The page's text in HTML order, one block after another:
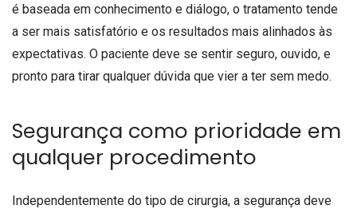
é baseada em conhecimento e diálogo, o tratamento tende
a ser mais satisfatório e os resultados mais alinhados às
expectativas. O paciente deve se sentir seguro, ouvido, e
pronto para tirar qualquer dúvida que vier a ter sem medo.
Segurança como prioridade em
qualquer procedimento
Independentemente do tipo de cirurgia, a segurança deve